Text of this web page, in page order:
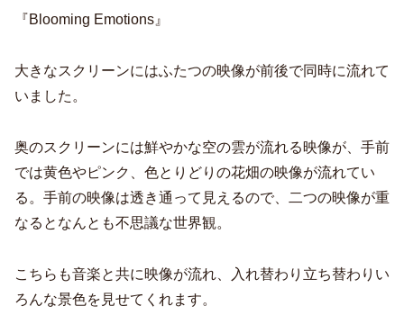
『Blooming Emotions』
大きなスクリーンにはふたつの映像が前後で同時に流れて
いました。
奥のスクリーンには鮮やかな空の雲が流れる映像が、手前
では黄色やピンク、色とりどりの花畑の映像が流れてい
る。手前の映像は透き通って見えるので、二つの映像が重
なるとなんとも不思議な世界観。
こちらも音楽と共に映像が流れ、入れ替わり立ち替わりい
ろんな景色を見せてくれます。